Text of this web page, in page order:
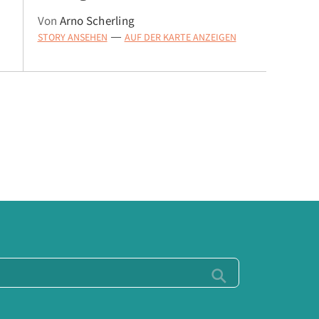
Von Arno Scherling
STORY ANSEHEN — AUF DER KARTE ANZEIGEN